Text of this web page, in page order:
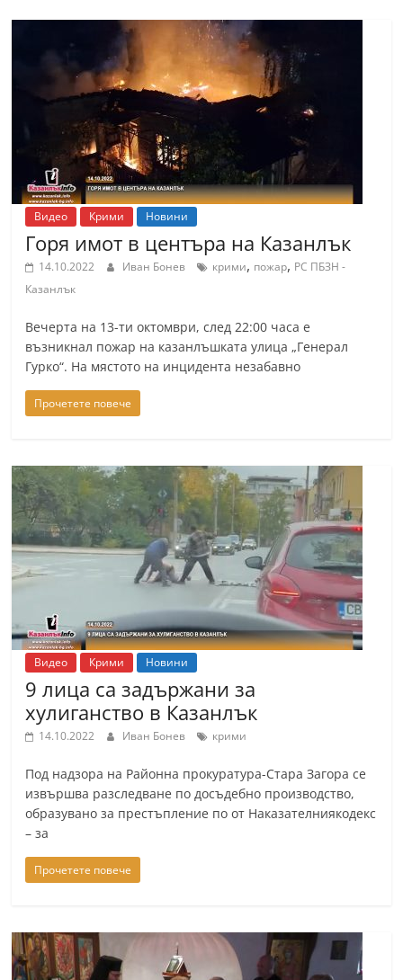
a
k
.
c
o
m
Видео Крими Новини
Горя имот в центъра на Казанлък
14.10.2022 Иван Бонев крими, пожар, РС ПБЗН -
Казанлък
Вечерта на 13-ти октомври, след 22:00 часа е
възникнал пожар на казанлъшката улица „Генерал
Гурко“. На мястото на инцидента незабавно
Прочетете повече
Видео Крими Новини
9 лица са задържани за
хулиганство в Казанлък
14.10.2022 Иван Бонев крими
Под надзора на Районна прокуратура-Стара Загора се
извършва разследване по досъдебно производство,
образувано за престъпление по от Наказателниякодекс
– за
Прочетете повече